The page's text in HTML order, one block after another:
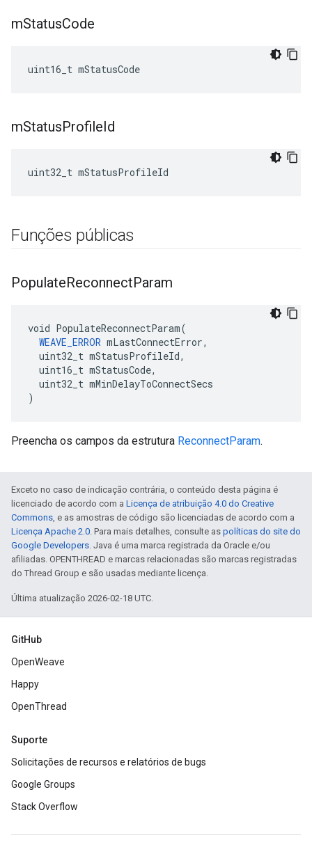
mStatusCode
uint16_t mStatusCode
mStatusProfileId
uint32_t mStatusProfileId
Funções públicas
PopulateReconnectParam
void PopulateReconnectParam(
WEAVE_ERROR mLastConnectError,
  uint32_t mStatusProfileId,
  uint16_t mStatusCode,
  uint32_t mMinDelayToConnectSecs
)
Preencha os campos da estrutura ReconnectParam.
Exceto no caso de indicação contrária, o conteúdo desta página é
licenciado de acordo com a Licença de atribuição 4.0 do Creative
Commons, e as amostras de código são licenciadas de acordo com a
Licença Apache 2.0. Para mais detalhes, consulte as políticas do site do
Google Developers. Java é uma marca registrada da Oracle e/ou
afiliadas. OPENTHREAD e marcas relacionadas são marcas registradas
do Thread Group e são usadas mediante licença.
Última atualização 2026-02-18 UTC.
GitHub
OpenWeave
Happy
OpenThread
Suporte
Solicitações de recursos e relatórios de bugs
Google Groups
Stack Overflow